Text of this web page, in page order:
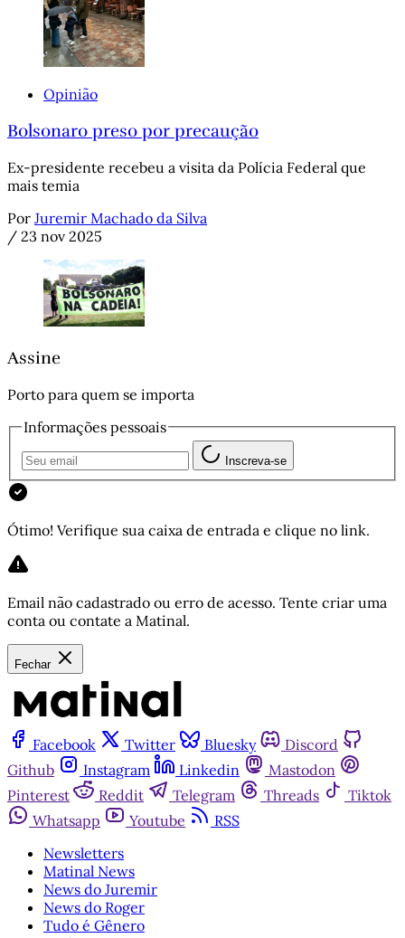
Opinião
Bolsonaro preso por precaução
Ex-presidente recebeu a visita da Polícia Federal que
mais temia
Por Juremir Machado da Silva
/ 23 nov 2025
Assine
Porto para quem se importa
Informações pessoais
Inscreva-se
Ótimo! Verifique sua caixa de entrada e clique no link.
Email não cadastrado ou erro de acesso. Tente criar uma
conta ou contate a Matinal.
Fechar
Facebook Twitter Bluesky
Discord
Github
Instagram Linkedin
Mastodon
Pinterest
Reddit Telegram Threads
Tiktok
Whatsapp
Youtube
RSS
Newsletters
Matinal News
News do Juremir
News do Roger
Tudo é Gênero